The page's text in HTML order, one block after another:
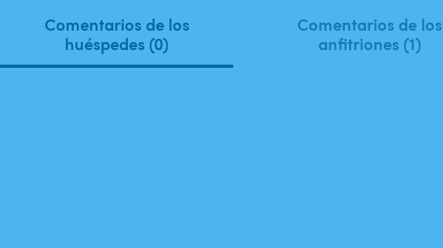
Comentarios de los
huéspedes (0)
Comentarios de los
anfitriones (1)